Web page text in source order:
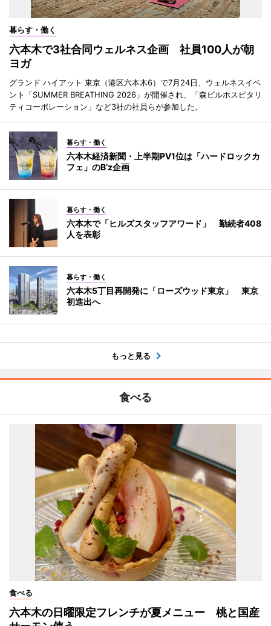
暮らす・働く
六本木で3社合同ウェルネス企画 社員100人が朝
ヨガ
グランド ハイアット 東京（港区六本木6）で7月24日、ウェルネスイベ
ント「SUMMER BREATHING 2026」が開催され、「森ビルホスピタリ
ティコーポレーション」など3社の社員らが参加した。
暮らす・働く
六本木経済新聞・上半期PV1位は「ハードロックカ
フェ」のB’z企画
暮らす・働く
六本木で「ヒルズスタッフアワード」 勤続者408
人を表彰
暮らす・働く
六本木5丁目再開発に「ローズウッド東京」 東京
初進出へ
もっと見る
食べる
食べる
六本木の日曜限定フレンチが夏メニュー 桃と国産